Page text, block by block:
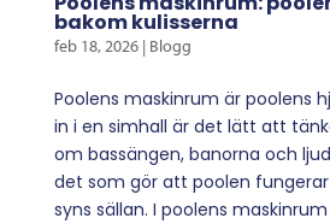
bakom kulisserna
feb 18, 2026| Blogg
Poolens maskinrum är poolens
in i en simhall är det lätt att
om bassängen, banorna och
det som gör att poolen
syns sällan. I poolens